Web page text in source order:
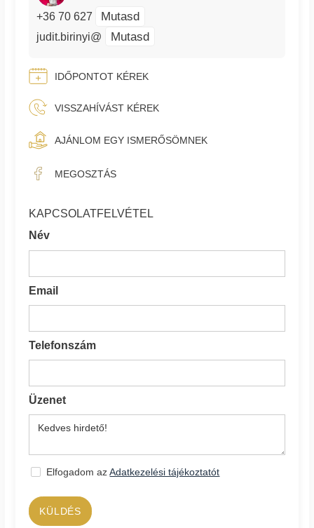
+36 70 627 Mutasd
judit.birinyi@ Mutasd
IDŐPONTOT KÉREK
VISSZAHÍVÁST KÉREK
AJÁNLOM EGY ISMERŐSÖMNEK
MEGOSZTÁS
KAPCSOLATFELVÉTEL
Név
Email
Telefonszám
Üzenet
Elfogadom azAdatkezelési tájékoztatót
KÜLDÉS